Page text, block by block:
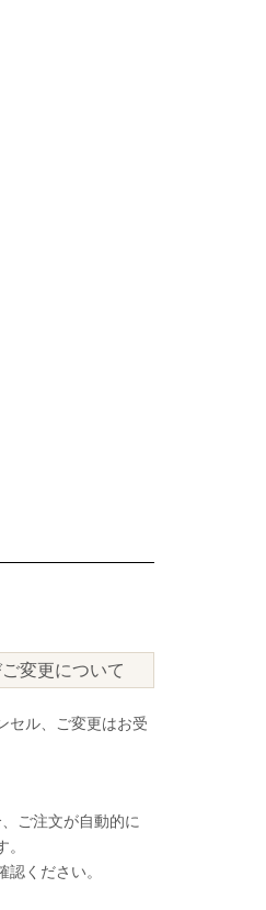
変更について
セル、ご変更はお受
ご注文が自動的に
ください。